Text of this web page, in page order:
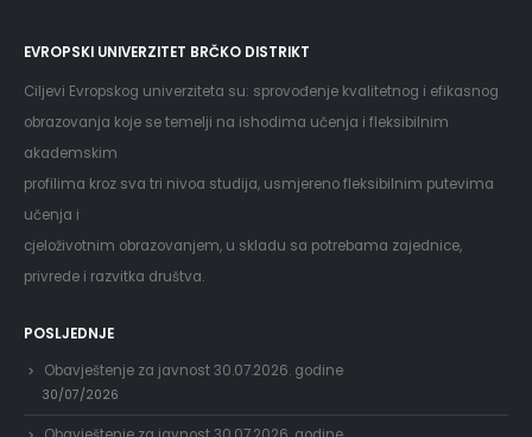
EVROPSKI UNIVERZITET BRČKO DISTRIKT
Ciljevi Evropskog univerziteta su: sprovođenje kvalitetnog i efikasnog
obrazovanja koje se temelji na ishodima učenja i fleksibilnim
akademskim
profilima kroz sva tri nivoa studija, usmjereno fleksibilnim putevima
učenja i
cjeloživotnim obrazovanjem, u skladu sa potrebama zajednice,
privrede i razvitka društva.
POSLJEDNJE
Obavještenje za javnost 30.07.2026. godine
30/07/2026